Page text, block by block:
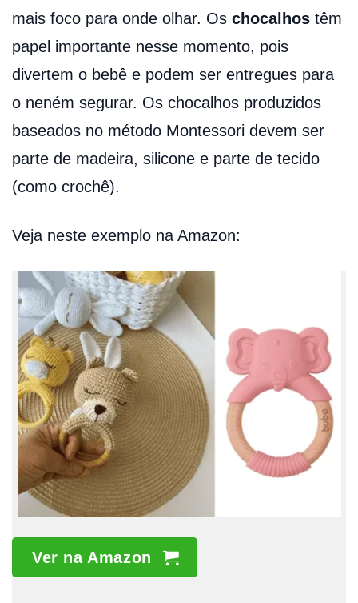
mais foco para onde olhar. Os chocalhos têm
papel importante nesse momento, pois
divertem o bebê e podem ser entregues para
o neném segurar. Os chocalhos produzidos
baseados no método Montessori devem ser
parte de madeira, silicone e parte de tecido
(como crochê).
Veja neste exemplo na Amazon:
Ver na Amazon